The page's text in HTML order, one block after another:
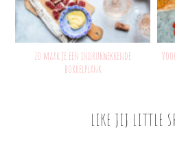
Zo maak je een indrukwekkende
borrelplank
LIKE JIJ LITTLE